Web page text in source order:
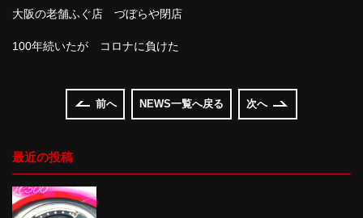
大阪の老舗ふぐ店 づぼらや閉店
100年続いたが コロナに負けた
前へ NEWS一覧へ戻る 次へ
最近の投稿